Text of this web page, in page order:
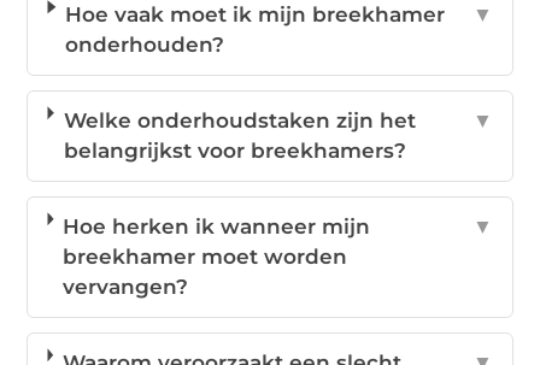
Hoe vaak moet ik mijn breekhamer
onderhouden?
▼
Welke onderhoudstaken zijn het
belangrijkst voor breekhamers?
▼
Hoe herken ik wanneer mijn
breekhamer moet worden
vervangen?
▼